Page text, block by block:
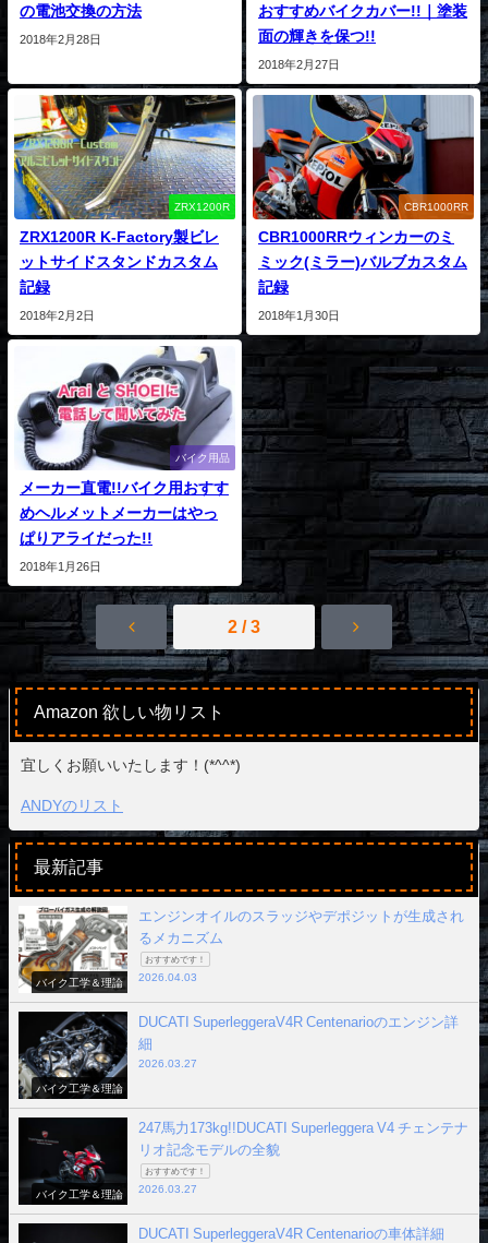
の電池交換の方法
2018年2月28日
おすすめバイクカバー!!｜塗装
面の輝きを保つ!!
2018年2月27日
ZRX1200R
ZRX1200R K-Factory製ビレ
ットサイドスタンドカスタム
記録
2018年2月2日
CBR1000RR
CBR1000RRウィンカーのミ
ミック(ミラー)バルブカスタム
記録
2018年1月30日
バイク用品
メーカー直電!!バイク用おすす
めヘルメットメーカーはやっ
ぱりアライだった!!
2018年1月26日
2 / 3
Amazon 欲しい物リスト
宜しくお願いいたします！(*^^*)
ANDYのリスト
最新記事
バイク工学＆理論
エンジンオイルのスラッジやデポジットが生成され
るメカニズム
おすすめです！
2026.04.03
バイク工学＆理論
DUCATI SuperleggeraV4R Centenarioのエンジン詳
細
2026.03.27
バイク工学＆理論
247馬力173kg!!DUCATI Superleggera V4 チェンテナ
リオ記念モデルの全貌
おすすめです！
2026.03.27
DUCATI SuperleggeraV4R Centenarioの車体詳細